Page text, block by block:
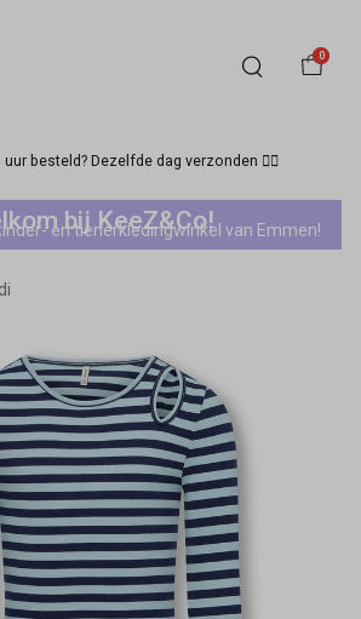
0
besteld? Dezelfde dag verzonden 🏃‍♀️
bij KeeZ&Co!
en tienerkledingwinkel van Emmen!